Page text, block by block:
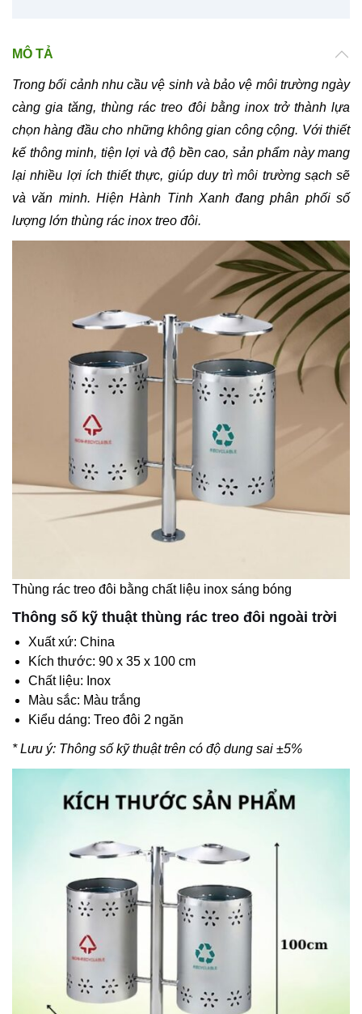
MÔ TẢ
Trong bối cảnh nhu cầu vệ sinh và bảo vệ môi trường ngày
càng gia tăng, thùng rác treo đôi bằng inox trở thành lựa
chọn hàng đầu cho những không gian công cộng. Với thiết
kế thông minh, tiện lợi và độ bền cao, sản phẩm này mang
lại nhiều lợi ích thiết thực, giúp duy trì môi trường sạch sẽ
và văn minh. Hiện Hành Tinh Xanh đang phân phối số
lượng lớn thùng rác inox treo đôi.
Thùng rác treo đôi bằng chất liệu inox sáng bóng
Thông số kỹ thuật thùng rác treo đôi ngoài trời
Xuất xứ: China
Kích thước: 90 x 35 x 100 cm
Chất liệu: Inox
Màu sắc: Màu trắng
Kiểu dáng: Treo đôi 2 ngăn
* Lưu ý: Thông số kỹ thuật trên có độ dung sai ±5%